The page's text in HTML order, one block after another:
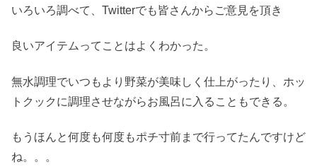
いろいろ調べて、Twitterでも皆さんからご意見を頂き
良いアイテムってことはよくわかった。
無水調理でいつもより野菜が美味しく仕上がったり、ホッ
トクックに調理させながらお風呂に入ることもできる。
もうほんと何度も何度もポチ寸前まで行ってたんですけど
ね。。。